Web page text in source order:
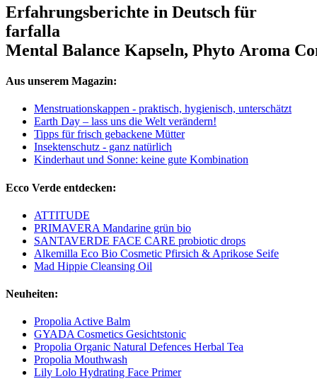
Erfahrungsberichte in Deutsch für
farfalla
Mental Balance Kapseln, Phyto Aroma
Aus unserem Magazin:
Menstruationskappen - praktisch, hygienisch, unterschätzt
Earth Day – lass uns die Welt verändern!
Tipps für frisch gebackene Mütter
Insektenschutz - ganz natürlich
Kinderhaut und Sonne: keine gute Kombination
Ecco Verde entdecken:
ATTITUDE
PRIMAVERA Mandarine grün bio
SANTAVERDE FACE CARE probiotic drops
Alkemilla Eco Bio Cosmetic Pfirsich & Aprikose Seife
Mad Hippie Cleansing Oil
Neuheiten:
Propolia Active Balm
GYADA Cosmetics Gesichtstonic
Propolia Organic Natural Defences Herbal Tea
Propolia Mouthwash
Lily Lolo Hydrating Face Primer